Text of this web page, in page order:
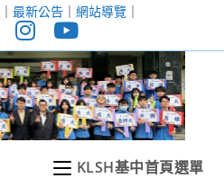
｜ 最新公告｜ 網站導覽｜
KLSH基中首頁選單